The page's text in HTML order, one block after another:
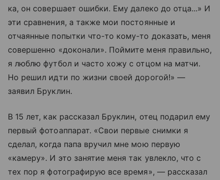
ка, он совершает ошибки. Ему далеко до отца...» И
эти сравнения, а также мои постоянные и
отчаянные попытки что-то кому-то доказать, меня
совершенно «доконали». Поймите меня правильно,
я люблю футбол и часто хожу с отцом на матчи.
Но решил идти по жизни своей дорогой!» —
заявил Бруклин.
В 15 лет, как рассказал Бруклин, отец подарил ему
первый фотоаппарат. «Свои первые снимки я
сделал, когда папа вручил мне мою первую
«камеру». И это занятие меня так увлекло, что с
тех пор я фотографирую все время», — рассказал